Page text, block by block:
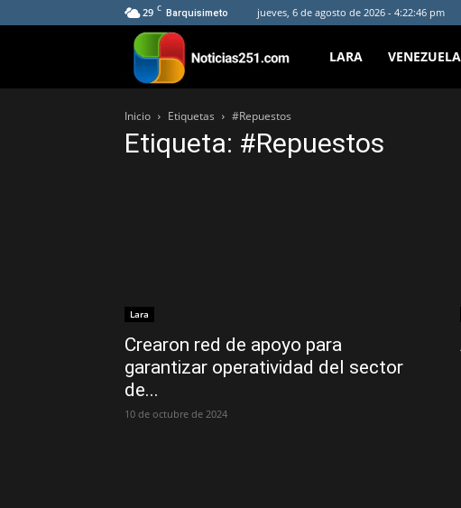
29 C Barquisimeto jueves, 6 de agosto de 2026 - 4:22:46 pm
Noticias251
LARA VENEZUELA
Inicio Etiquetas #Repuestos
Etiqueta: #Repuestos
Lara
Crearon red de apoyo para
garantizar operatividad del sector
de...
10 de octubre de 2024